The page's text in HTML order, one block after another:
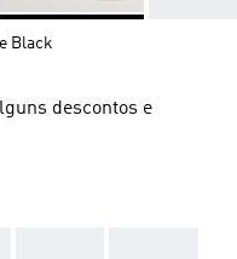
Black
descontos e